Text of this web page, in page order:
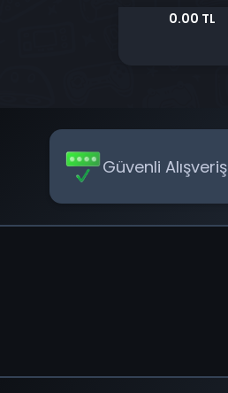
0.00 TL
Güvenli Alışveriş